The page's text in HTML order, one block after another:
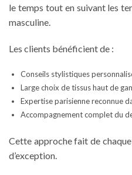
le temps tout en suivant les
masculine.
Les clients bénéficient de :
Conseils stylistiques
Large choix de tissus haut de
Expertise parisienne reconnue
Accompagnement complet du
Cette approche fait de
d’exception.